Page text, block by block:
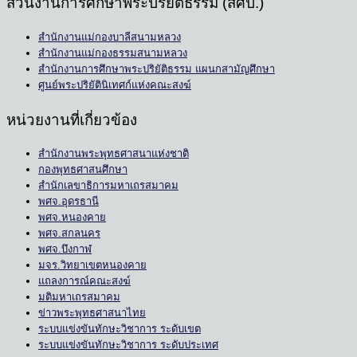
สำนักงานแม่กองบาลีสนามหลวง
สำนักงานแม่กองธรรมสนามหลวง
สำนักงานการศึกษาพระปริยัติธรรม แผนกสามัญศึกษา
ศูนย์พระปริยัตินิเทศก์แห่งคณะสงฆ์
หน่วยงานที่เกี่ยวข้อง
สำนักงานพระพุทธศาสนาแห่งชาติ
กองพุทธศาสนศึกษา
สำนักเลขาธิการมหาเถรสมาคม
พศจ.อุดรธานี
พศจ.หนองคาย
พศจ.สกลนคร
พศจ.บึงกาฬ
มจร.วิทยาเขตหนองคาย
แถลงการณ์คณะสงฆ์
มติมหาเถรสมาคม
ข่าวพระพุทธศาสนาไทย
ระบบแข่งขันทักษะวิชาการ ระดับเขต
ระบบแข่งขันทักษะวิชาการ ระดับประเทศ